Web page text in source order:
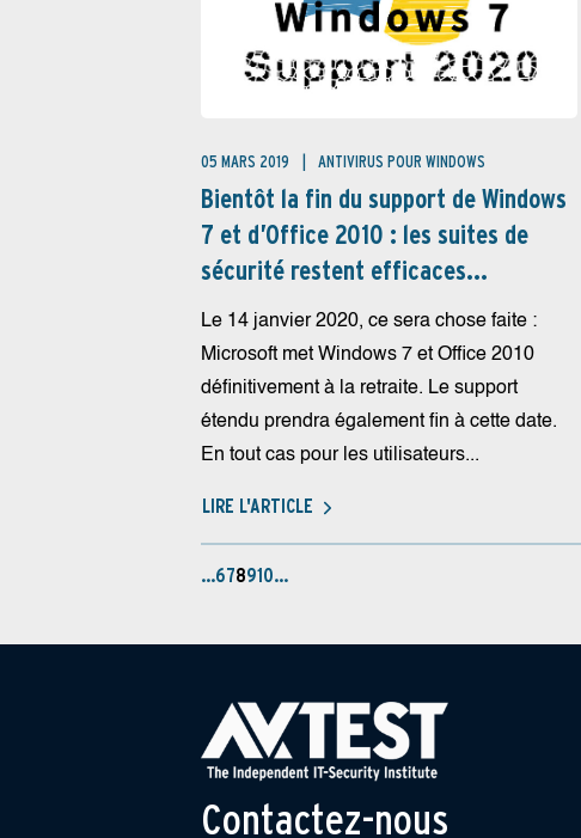
05 MARS 2019 ANTIVIRUS POUR WINDOWS
Bientôt la fin du support de Windows
7 et d’Office 2010 : les suites de
sécurité restent efficaces...
Le 14 janvier 2020, ce sera chose faite :
Microsoft met Windows 7 et Office 2010
définitivement à la retraite. Le support
étendu prendra également fin à cette date.
En tout cas pour les utilisateurs...
LIRE L'ARTICLE
…678910…
Contactez-nous